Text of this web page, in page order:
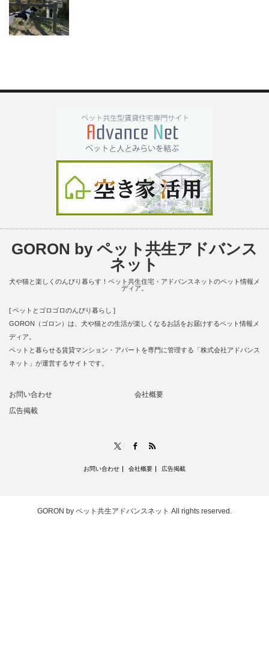
GORON by ペット共生アドバンス
ネット
犬や猫と楽しくのんびり暮らす！ペット共生住宅・アドバンスネットのペット情報メ
ディア。
[ ペットとゴロゴロのんびり暮らし ]
GORON（ゴロン）は、犬や猫との生活が楽しくなるお話をお届けするペット情報メ
ディア。
ペットと暮らせる賃貸マンション・アパートを専門に管理する「株式会社アドバンス
ネット」が運営するサイトです。
お問い合わせ
会社概要
広告掲載
Facebook
お問い合わせ 会社概要 広告掲載
GORON by ペット共生アドバンスネット All rights reserved.